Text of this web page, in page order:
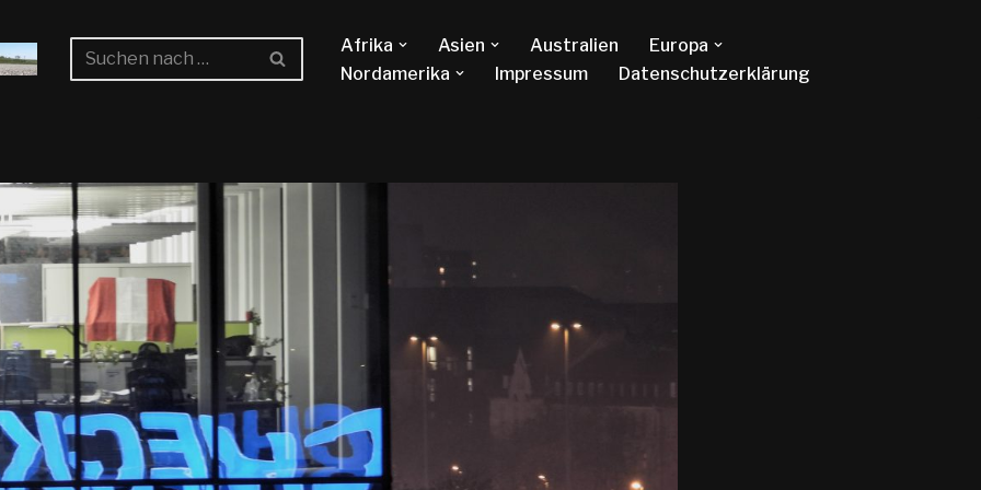
Afrika Asien Australien
Europa
Nordamerika
Impressum Datenschutzerklärung